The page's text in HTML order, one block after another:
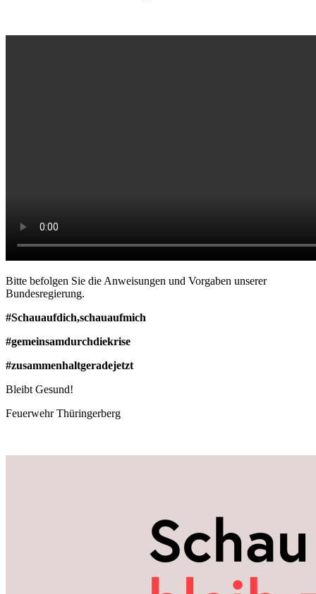
Bitte befolgen Sie die Anweisungen und Vorgaben unserer
Bundesregierung.
#Schauaufdich,schauaufmich
#gemeinsamdurchdiekrise
#zusammenhaltgeradejetzt
Bleibt Gesund!
Feuerwehr Thüringerberg